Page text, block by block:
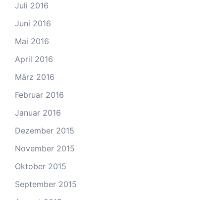
Juli 2016
Juni 2016
Mai 2016
April 2016
März 2016
Februar 2016
Januar 2016
Dezember 2015
November 2015
Oktober 2015
September 2015